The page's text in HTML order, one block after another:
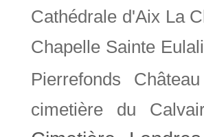
Cathédrale d'Aix La
Chapelle Sainte
Pierrefonds
cimetière du